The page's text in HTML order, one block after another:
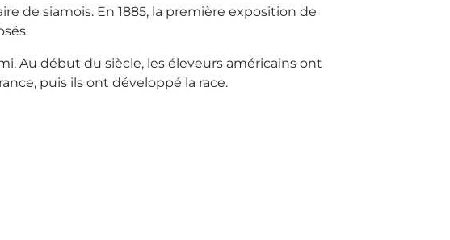
de siamois. En 1885, la première exposition de
Au début du siècle, les éleveurs américains ont
puis ils ont développé la race.